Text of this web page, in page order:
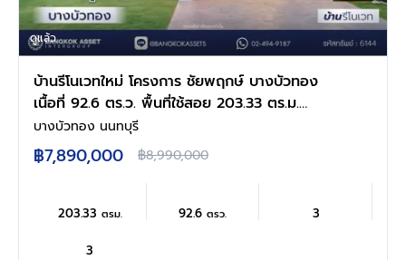
ดูแล้ว
บ้านรีโนเวทใหม่ โครงการ ชัยพฤกษ์ บางบัวทอง
เนื้อที่ 92.6 ตร.ว. พื้นที่ใช้สอย 203.33 ตร.ม.
ฟังก์ชัน 4 ห้องนอน 3 ห้องน้ำ จอดรถได้ 2 คัน
พร้อม Facilities โครงการครบครัน ทำเลติดถนน
บางกรวย-ไทรน้อย เชื่อมต่อถนนกาญจนาภิเษก
ใกล้เซ็นทรัลนอร์ทวิลล์ และรถไฟฟ้าสายสีม่วง
"สถานีบางพลู"
บางบัวทอง นนทบุรี
฿7,890,000 ฿8,990,000
203.33 ตรม. 92.6ตรว. 3
3